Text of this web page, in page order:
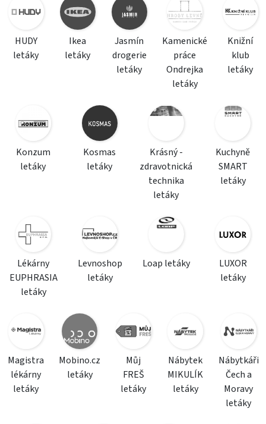
HUDY
letáky
Ikea
letáky
Jasmín
drogerie
letáky
Kamenické
práce
Ondrejka
letáky
Knižní
klub
letáky
Konzum
letáky
Kosmas
letáky
Krásný -
zdravotnická
technika
letáky
Kuchyně
SMART
letáky
Lékárny
EUPHRASIA
letáky
Levnoshop
letáky
Loap letáky
LUXOR
letáky
Magistra
lékárny
letáky
Mobino.cz
letáky
Můj
FREŠ
letáky
Nábytek
MIKULÍK
letáky
Nábytkáři
Čech a
Moravy
letáky